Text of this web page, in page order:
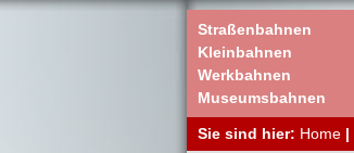
Straßenbahnen
Kleinbahnen
Werkbahnen
Museumsbahnen
Sie sind hier: Home |